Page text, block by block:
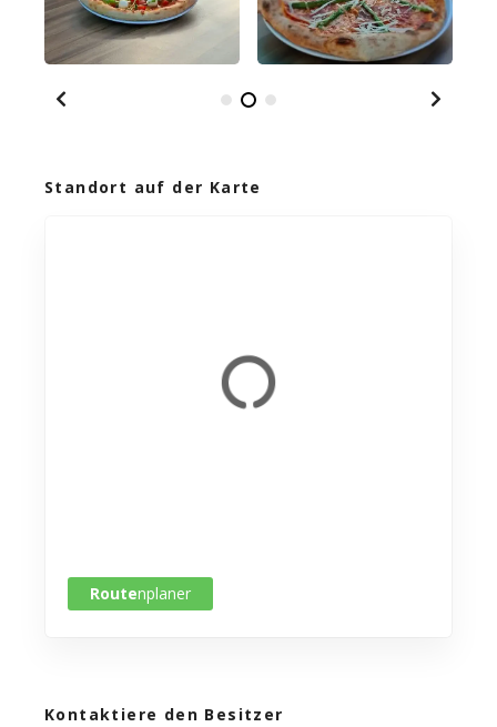
Standort auf der Karte
Routenplaner
Kontaktiere den Besitzer